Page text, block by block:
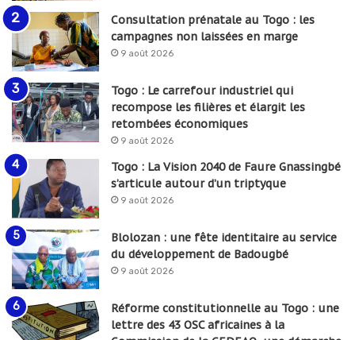
Consultation prénatale au Togo : les
campagnes non laissées en marge
9 août 2026
Togo : Le carrefour industriel qui
recompose les filières et élargit les
retombées économiques
9 août 2026
Togo : La Vision 2040 de Faure Gnassingbé
s’articule autour d’un triptyque
9 août 2026
Blolozan : une fête identitaire au service
du développement de Badougbé
9 août 2026
Réforme constitutionnelle au Togo : une
lettre des 43 OSC africaines à la